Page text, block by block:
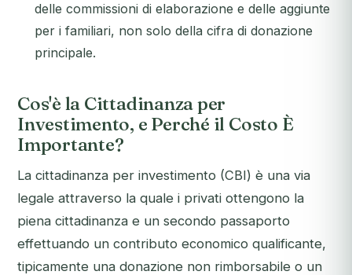
delle commissioni di elaborazione e delle aggiunte
per i familiari, non solo della cifra di donazione
principale.
Cos'è la Cittadinanza per
Investimento, e Perché il Costo È
Importante?
La cittadinanza per investimento (CBI) è una via
legale attraverso la quale i privati ottengono la
piena cittadinanza e un secondo passaporto
effettuando un contributo economico qualificante,
tipicamente una donazione non rimborsabile o un